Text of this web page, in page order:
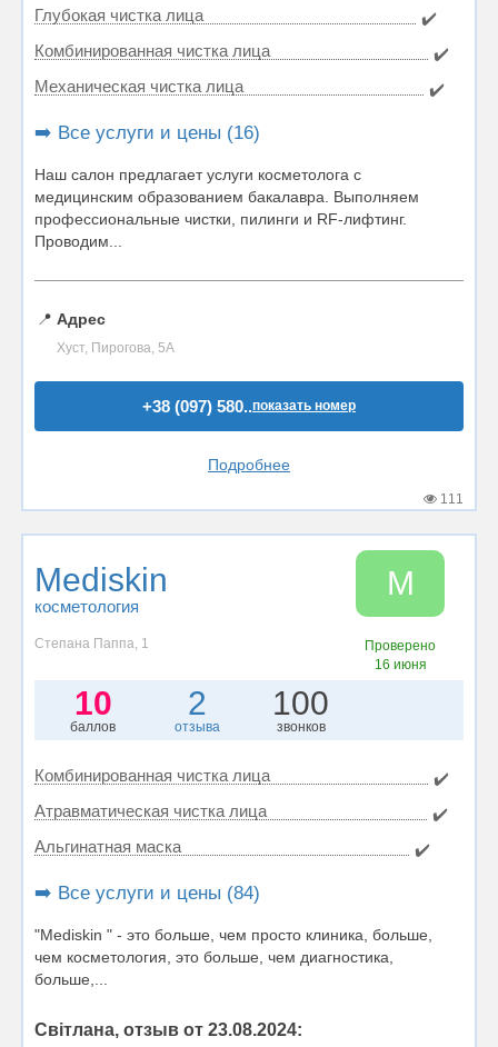
Глубокая чистка лица
✔️
Комбинированная чистка лица
✔️
Механическая чистка лица
✔️
➡️ Все услуги и цены (16)
Наш салон предлагает услуги косметолога с
медицинским образованием бакалавра. Выполняем
профессиональные чистки, пилинги и RF-лифтинг.
Проводим...
📍 Адрес
Хуст, Пирогова, 5А
+38 (097) 580..показать номер
Подробнее
111
Mediskin
косметология
M
Степана Паппа, 1
Проверено
16 июня
10
баллов
2
отзыва
100
звонков
Комбинированная чистка лица
✔️
Атравматическая чистка лица
✔️
Альгинатная маска
✔️
➡️ Все услуги и цены (84)
"Mediskin " - это больше, чем просто клиника, больше,
чем косметология, это больше, чем диагностика,
больше,...
Світлана, отзыв от 23.08.2024: